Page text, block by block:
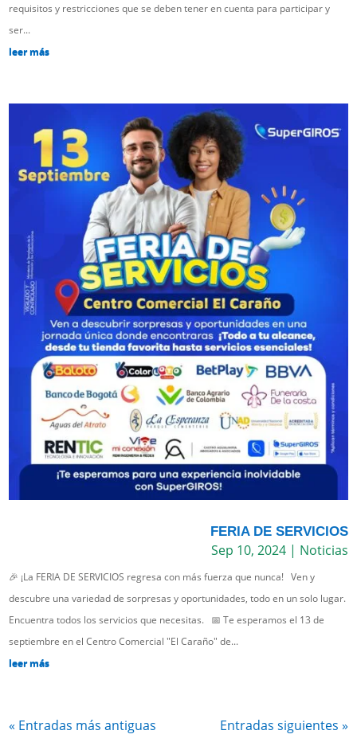
requisitos y restricciones que se deben tener en cuenta para participar y
ser...
leer más
FERIA DE SERVICIOS
Sep 10, 2024| Noticias
🎉 ¡La FERIA DE SERVICIOS regresa con más fuerza que nunca! Ven y
descubre una variedad de sorpresas y oportunidades, todo en un solo lugar.
Encuentra todos los servicios que necesitas. 📅 Te esperamos el 13 de
septiembre en el Centro Comercial "El Caraño" de...
leer más
« Entradas más antiguas Entradas siguientes »